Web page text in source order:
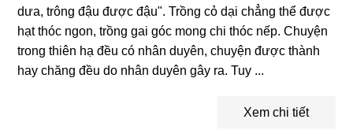
dưa, trông đậu được đậu". Trồng cỏ dại chẳng thể được
hạt thóc ngon, trồng gai góc mong chi thóc nếp. Chuyện
trong thiên hạ đều có nhân duyên, chuyện được thành
hay chăng đều do nhân duyên gây ra. Tuy ...
Xem chi tiết